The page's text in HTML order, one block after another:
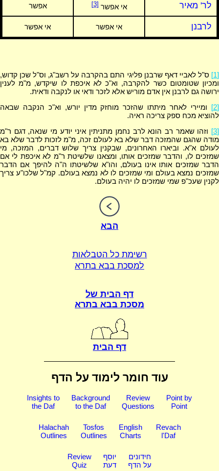
לר' מאיר אי אפשר[3] אפשר
לרבנן אי אפשר אי אפשר
[1]
ס"ל לאביי דאף שרבנן פליגי התם בהקרבה על רשב"ג, וס"ל שכן קדוש,
ומכיון שטומטום כשר להקרבה, וא"כ לא איכפת לו שיקדש, מ"מ לענין
ירושה גם לרבנן אין אדם מוריש אלא לזכר ודאי או לנקבה ודאית.
[2]
ומיירי לאחר מיתתו שהזכר מוחזק מדין יורש, וא"כ הנקבה שבאה
להוציא מכח ספק צריכה ראיה.
[3]
וזהו שאמר רב הונא לרב נחמן מתניתין איני יודע מי שנאה, דגם ר"מ
מודה שהגם שהמזכה דבר שלא בא לעולם זכה, מ"מ לזכות לדבר שלא בא
לעולם א"א. וביארו האחרונים, שבקנין צריך שלוש דברים, המזכה, מי
שמזכים לו, והדבר שמזכים אותו, ומצאנו שלשיטת ר"מ לא איכפת לי אם
הדבר שמזכים אותו אינו בעולם, והו"א שלשיטתו ה"ה להיפך אם הדבר
שמזכים נמצא בעולם ומי שמזכים לו לא נמצא בעולם. קמ"ל שלכו"ע צריך
לקנין שעכ"פ שמי שמזכים לו יהיה בעולם.
הבא
רשימת כל הטבלאות
למסכת בבא בתרא
דף הבית של
מסכת בבא בתרא
דף הבית
עוד חומר לימוד על הדף
Insights to
the Daf
Background
to the Daf
Review
Questions
Point by
Point
Halachah
Outlines
Tosfos
Outlines
English
Charts
Revach
l'Daf
Review
Quiz
יוסף
דעת
חידונים
על הדף